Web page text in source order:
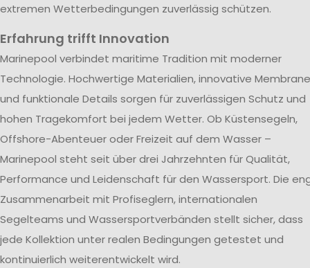
extremen Wetterbedingungen zuverlässig schützen.
Erfahrung trifft Innovation
Marinepool verbindet maritime Tradition mit moderner
Technologie. Hochwertige Materialien, innovative
und funktionale Details sorgen für zuverlässigen Schutz und
hohen Tragekomfort bei jedem Wetter. Ob Küstensegeln,
Offshore-Abenteuer oder Freizeit auf dem Wasser –
Marinepool steht seit über drei Jahrzehnten für Qualität,
Performance und Leidenschaft für den Wassersport. Die
Zusammenarbeit mit Profiseglern, internationalen
Segelteams und Wassersportverbänden stellt sicher, dass
jede Kollektion unter realen Bedingungen getestet und
kontinuierlich weiterentwickelt wird.